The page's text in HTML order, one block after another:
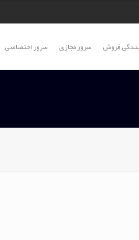
فروش سرور مجازی سرور اختصاصی